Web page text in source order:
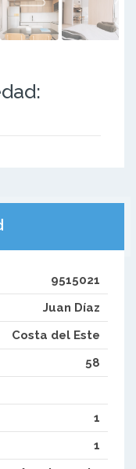
9515021
Juan Díaz
Costa del Este
58
1
1